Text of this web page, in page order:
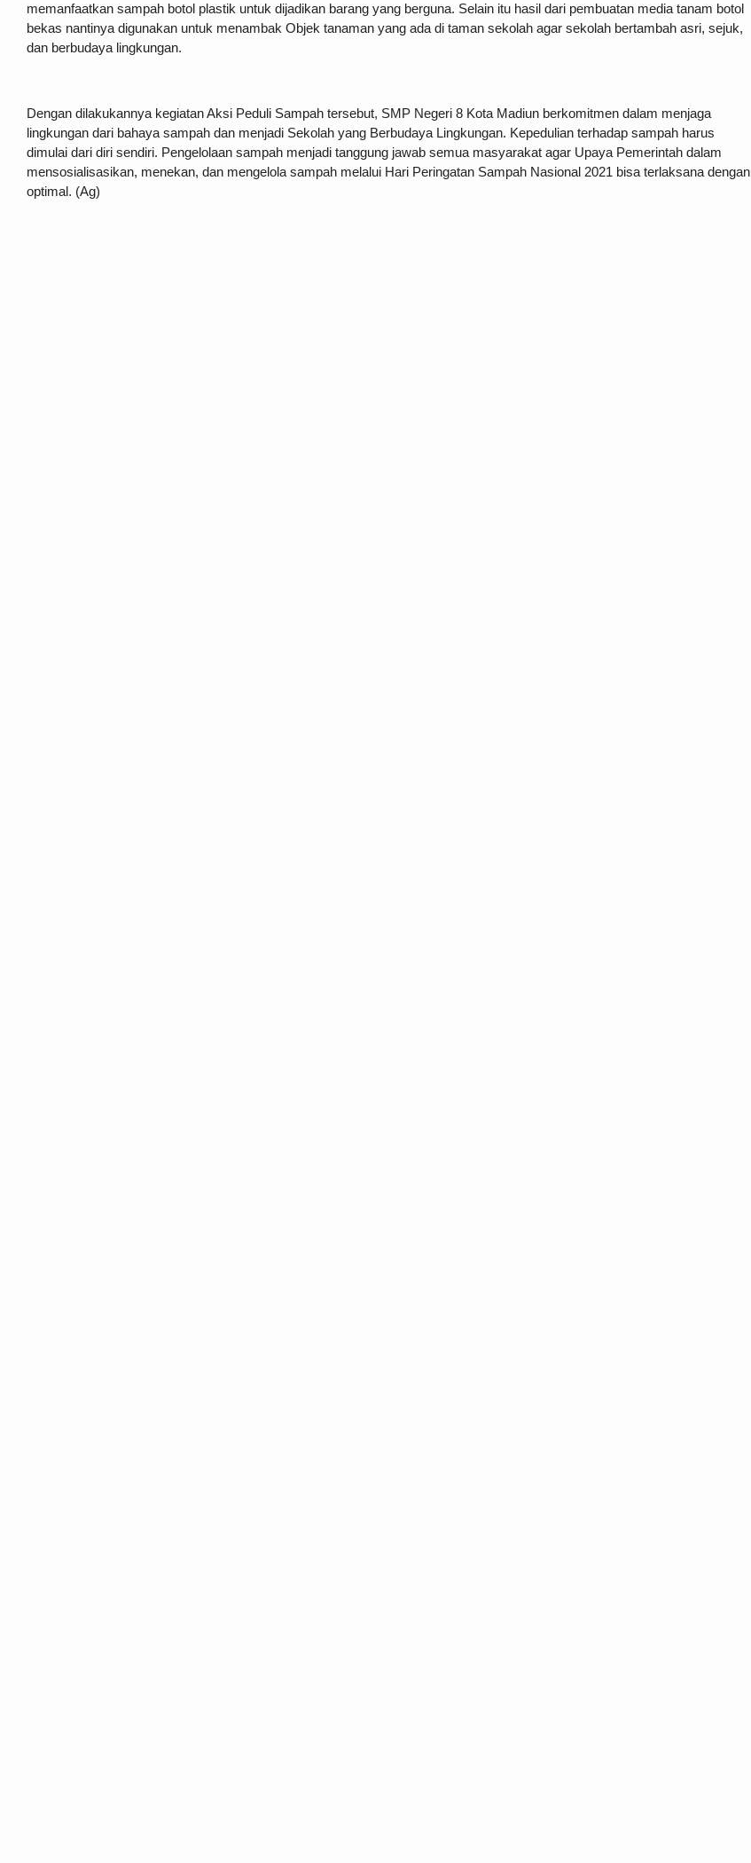
memanfaatkan sampah botol plastik untuk dijadikan barang yang berguna. Selain itu hasil dari pembuatan media tanam botol
bekas nantinya digunakan untuk menambak Objek tanaman yang ada di taman sekolah agar sekolah bertambah asri, sejuk,
dan berbudaya lingkungan.
Dengan dilakukannya kegiatan Aksi Peduli Sampah tersebut, SMP Negeri 8 Kota Madiun berkomitmen dalam menjaga
lingkungan dari bahaya sampah dan menjadi Sekolah yang Berbudaya Lingkungan. Kepedulian terhadap sampah harus
dimulai dari diri sendiri. Pengelolaan sampah menjadi tanggung jawab semua masyarakat agar Upaya Pemerintah dalam
mensosialisasikan, menekan, dan mengelola sampah melalui Hari Peringatan Sampah Nasional 2021 bisa terlaksana dengan
optimal. (Ag)